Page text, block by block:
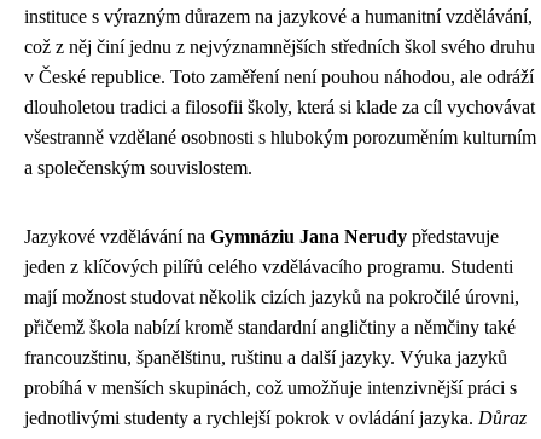
instituce s výrazným důrazem na jazykové a humanitní vzdělávání,
což z něj činí jednu z nejvýznamnějších středních škol svého druhu
v České republice. Toto zaměření není pouhou náhodou, ale odráží
dlouholetou tradici a filosofii školy, která si klade za cíl vychovávat
všestranně vzdělané osobnosti s hlubokým porozuměním kulturním
a společenským souvislostem.
Jazykové vzdělávání na Gymnáziu Jana Nerudy představuje
jeden z klíčových pilířů celého vzdělávacího programu. Studenti
mají možnost studovat několik cizích jazyků na pokročilé úrovni,
přičemž škola nabízí kromě standardní angličtiny a němčiny také
francouzštinu, španělštinu, ruštinu a další jazyky. Výuka jazyků
probíhá v menších skupinách, což umožňuje intenzivnější práci s
jednotlivými studenty a rychlejší pokrok v ovládání jazyka. Důraz